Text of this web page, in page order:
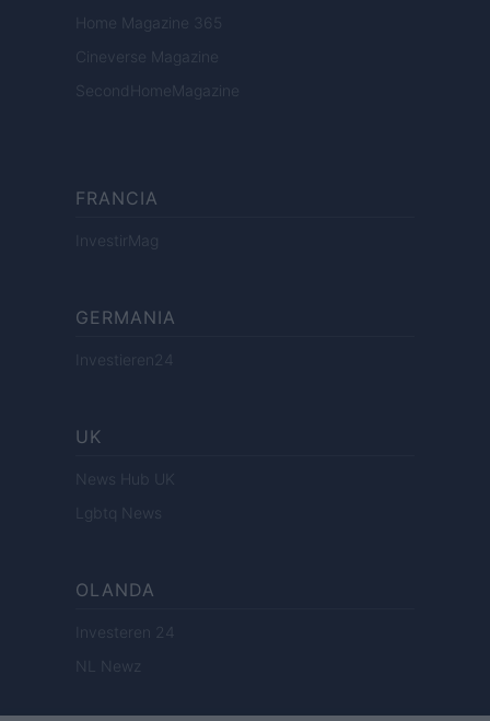
Home Magazine 365
Cineverse Magazine
SecondHomeMagazine
FRANCIA
InvestirMag
GERMANIA
Investieren24
UK
News Hub UK
Lgbtq News
OLANDA
Investeren 24
NL Newz